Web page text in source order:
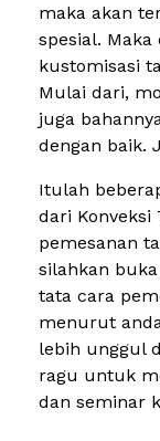
maka akan
spesial.
kustomisasi
Mulai dari,
juga
dengan baik.
Itulah
dari Konveksi
pemesanan
silahkan
tata cara
menurut
lebih unggul
ragu untuk
dan seminar